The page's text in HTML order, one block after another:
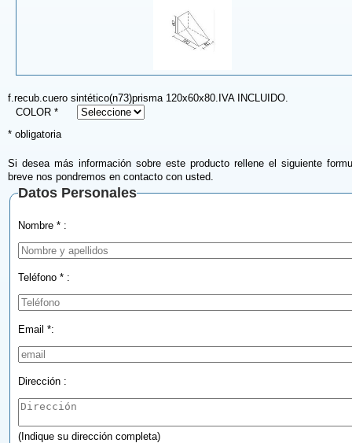
f.recub.cuero sintético(n73)prisma 120x60x80.IVA INCLUIDO.
COLOR *
* obligatoria
Si desea más información sobre este producto rellene el siguiente
breve nos pondremos en contacto con usted.
Datos Personales
Nombre * :
Teléfono * :
Email *:
Dirección :
(Indique su dirección completa)